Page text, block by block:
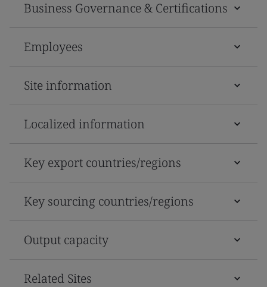
Business Governance & Certifications
Employees
Site information
Localized information
Key export countries/regions
Key sourcing countries/regions
Output capacity
Related Sites